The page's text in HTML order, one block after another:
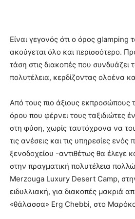
Είναι γεγονός ότι ο όρος glamping
ακούγεται όλο και περισσότερο.
τάση στις διακοπές που συνδυάζει
πολυτέλεια, κερδίζοντας ολοένα
Από τους πιο άξιους εκπροσώπους
όρου που φέρνει τους ταξιδιώτες
στη φύση, χωρίς ταυτόχρονα να
τις ανέσεις και τις υπηρεσίες ενός
ξενοδοχείου -αντιθέτως θα έλεγε
στην πραγματική πολυτέλεια
Merzouga Luxury Desert Camp,
ειδυλλιακή, για διακοπές μακριά
«θάλασσα» Erg Chebbi, στο